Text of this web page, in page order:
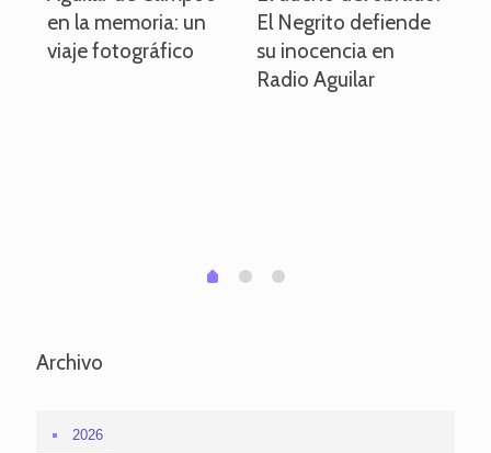
en la memoria: un
viaje fotográfico
El Negrito defiende
su inocencia en
Radio Aguilar
0 1 2
Archivo
2026